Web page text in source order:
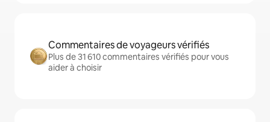
Commentaires de voyageurs vérifiés
Plus de 31 610 commentaires vérifiés pour vous
aider à choisir